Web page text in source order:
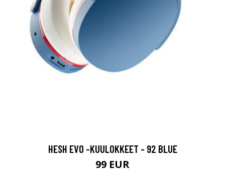
HESH EVO -KUULOKKEET - 92 BLUE
99 EUR